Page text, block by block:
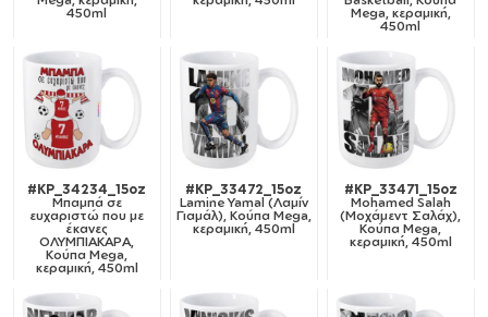
450ml
Mega, κεραμική,
450ml
#KP_34234_15oz
Μπαμπά σε
ευχαριστώ που με
έκανες
ΟΛΥΜΠΙΑΚΑΡΑ,
Κούπα Mega,
κεραμική, 450ml
#KP_33472_15oz
Lamine Yamal (Λαμίν
Γιαμάλ), Κούπα Mega,
κεραμική, 450ml
#KP_33471_15oz
Mohamed Salah
(Μοχάμεντ Σαλάχ),
Κούπα Mega,
κεραμική, 450ml